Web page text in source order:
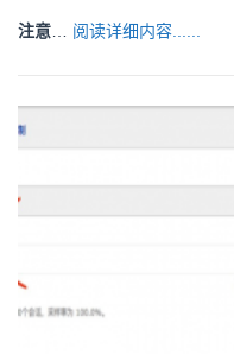
注意 阅读详细内容......